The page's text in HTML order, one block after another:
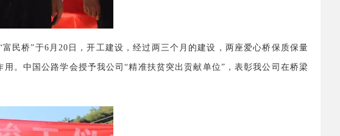
民桥”于6月20日，开工建设，经过两三个月的建设，两座爱心桥保质保量
。中国公路学会授予我公司“精准扶贫突出贡献单位”，表彰我公司在桥梁